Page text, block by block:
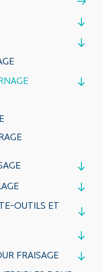
OUTILS ET
FRAISAGE